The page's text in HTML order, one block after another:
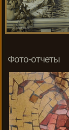
Фото-отчеты